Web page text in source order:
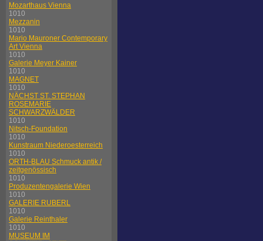
Mozarthaus Vienna
1010
Mezzanin
1010
Mario Mauroner Contemporary
Art Vienna
1010
Galerie Meyer Kainer
1010
MAGNET
1010
NÄCHST ST. STEPHAN
ROSEMARIE
SCHWARZWÄLDER
1010
Nitsch-Foundation
1010
Kunstraum Niederoesterreich
1010
ORTH-BLAU Schmuck antik /
zeitgenössisch
1010
Produzentengalerie Wien
1010
GALERIE RUBERL
1010
Galerie Reinthaler
1010
MUSEUM IM